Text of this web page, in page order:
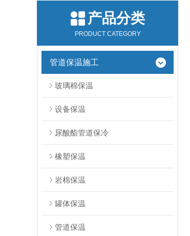
产品分类
PRODUCT CATEGORY
管道保温施工
玻璃棉保温
设备保温
尿酸酯管道保冷
橡塑保温
岩棉保温
罐体保温
管道保温